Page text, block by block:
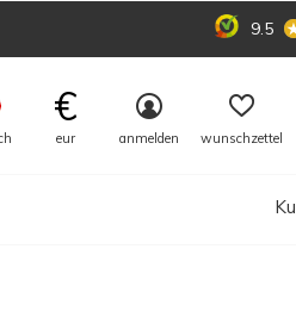
€
eur anmelden wunschzettel
9.5